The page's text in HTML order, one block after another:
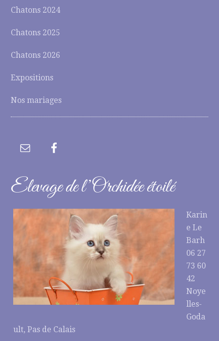
Chatons 2024
Chatons 2025
Chatons 2026
Expositions
Nos mariages
Elevage de l’Orchidée étoilé
Karin
e Le
Barh
06 27
73 60
42
Noye
lles-
Goda
ult, Pas de Calais